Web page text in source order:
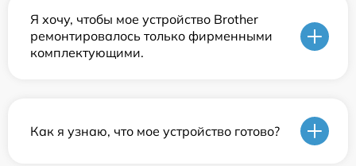
Я хочу, чтобы мое устройство Brother
ремонтировалось только фирменными
комплектующими.
Как я узнаю, что мое устройство готово?